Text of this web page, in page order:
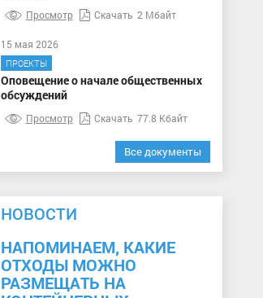
Просмотр Скачать 2 Мбайт
15 мая 2026
ПРОЕКТЫ
Оповещение о начале общественных
обсуждений
Просмотр Скачать 77.8 Кбайт
Все документы
НОВОСТИ
НАПОМИНАЕМ, КАКИЕ
ОТХОДЫ МОЖНО
РАЗМЕЩАТЬ НА